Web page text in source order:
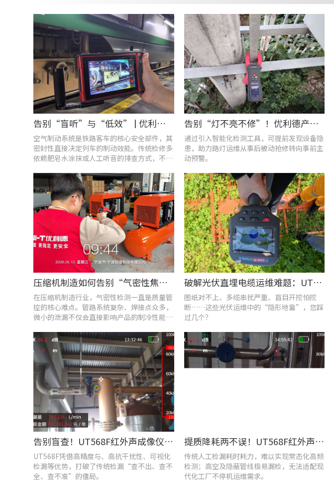
告别“盲听”与“低效” | 优利德智能检测方案助力铁路运维检修提质增效
空气制动系统是铁路客车的核心安全部件，其
密封性直接决定列车的制动效能。传统检修多
依赖肥皂水涂抹或人工听音的排查方式，不仅
告别“灯不亮不修”！优利德产品组合赋能城市道路照明设施运维更高效
通过引入智能化检测工具，可提前发现设备隐
患，助力路灯运维从事后被动抢修转向事前主
动预警。
压缩机制造如何告别“气密性焦虑”?UT568F红外声热成像仪实战揭秘
在压缩机制造行业，气密性检测一直是质量管
控的核心难点。管路系统复杂、焊接点众多，
微小的泄漏不仅会直接影响产品的制冷性能和
破解光伏直埋电缆运维难题：UT689B智能管线探测仪实测纪实
图纸对不上、多缆串扰严重、盲目开挖怕挖
断……这些光伏运维中的“隐形地雷”，您踩
过几个？
告别盲查！UT568F红外声成像仪，让汽车智造车间气体泄漏检测更智能高效
UT568F凭借高精度与、高抗干扰性、可视化
检漏等优势，打破了传统检漏“查不出、查不
全、查不准”的僵局。
提质降耗两不误！UT568F红外声成像仪破解酿酒车间检漏难题
传统人工检漏耗时耗力，难以实现常态化高频
检测；高空及隐蔽管线极易漏检，无法适配现
代化工厂不停机运维需求。